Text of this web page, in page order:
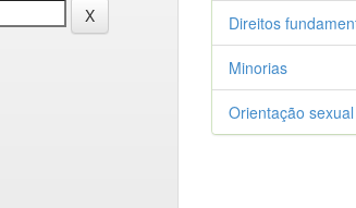
Direitos
Minorias
Orientação sexual